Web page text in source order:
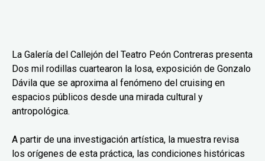
La Galería del Callejón del Teatro Peón Contreras presenta
Dos mil rodillas cuartearon la losa, exposición de Gonzalo
Dávila que se aproxima al fenómeno del cruising en
espacios públicos desde una mirada cultural y
antropológica.
A partir de una investigación artística, la muestra revisa
los orígenes de esta práctica, las condiciones históricas